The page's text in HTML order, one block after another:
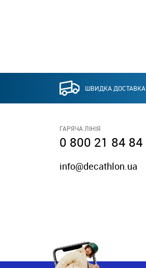
ШВИДКА ДОСТАВКА
ГАРЯЧА ЛІНІЯ
0 800 21 84 84
info@decathlon.ua